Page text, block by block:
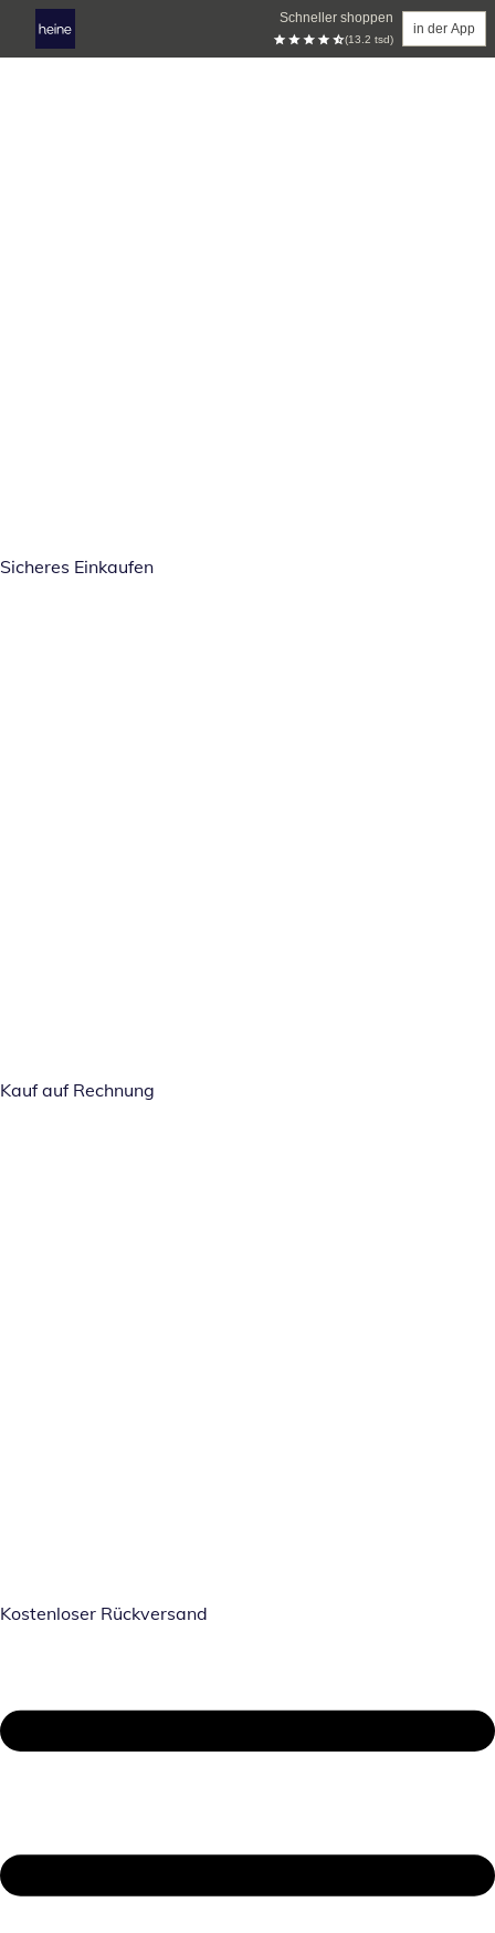
Schneller shoppen
(13.2 tsd)
in der App
Sicheres Einkaufen
Kauf auf Rechnung
Kostenloser Rückversand